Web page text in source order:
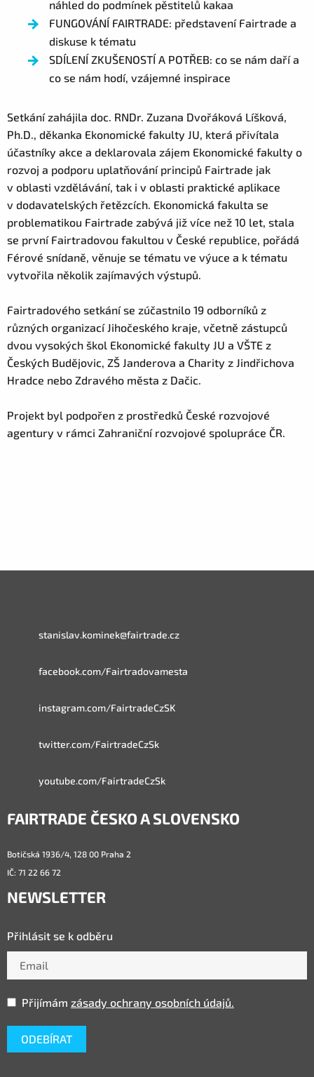
náhled do podmínek pěstitelů kakaa
FUNGOVÁNÍ FAIRTRADE: představení Fairtrade a
diskuse k tématu
SDÍLENÍ ZKUŠENOSTÍ A POTŘEB: co se nám daří a
co se nám hodí, vzájemné inspirace
Setkání zahájila doc. RNDr. Zuzana Dvořáková Líšková,
Ph.D., děkanka Ekonomické fakulty JU, která přivítala
účastníky akce a deklarovala zájem Ekonomické fakulty o
rozvoj a podporu uplatňování principů Fairtrade jak
v oblasti vzdělávání, tak i v oblasti praktické aplikace
v dodavatelských řetězcích. Ekonomická fakulta se
problematikou Fairtrade zabývá již více než 10 let, stala
se první Fairtradovou fakultou v České republice, pořádá
Férové snídaně, věnuje se tématu ve výuce a k tématu
vytvořila několik zajímavých výstupů.
Fairtradového setkání se zúčastnilo 19 odborníků z
různých organizací Jihočeského kraje, včetně zástupců
dvou vysokých škol Ekonomické fakulty JU a VŠTE z
Českých Budějovic, ZŠ Janderova a Charity z Jindřichova
Hradce nebo Zdravého města z Dačic.
Projekt byl podpořen z prostředků České rozvojové
agentury v rámci Zahraniční rozvojové spolupráce ČR.
stanislav.kominek@fairtrade.cz
facebook.com/Fairtradovamesta
instagram.com/FairtradeCzSK
twitter.com/FairtradeCzSk
youtube.com/FairtradeCzSk
FAIRTRADE ČESKO A SLOVENSKO
Botičská 1936/4, 128 00 Praha 2
IČ: 71 22 66 72
NEWSLETTER
Přihlásit se k odběru
Přijímám zásady ochrany osobních údajů.